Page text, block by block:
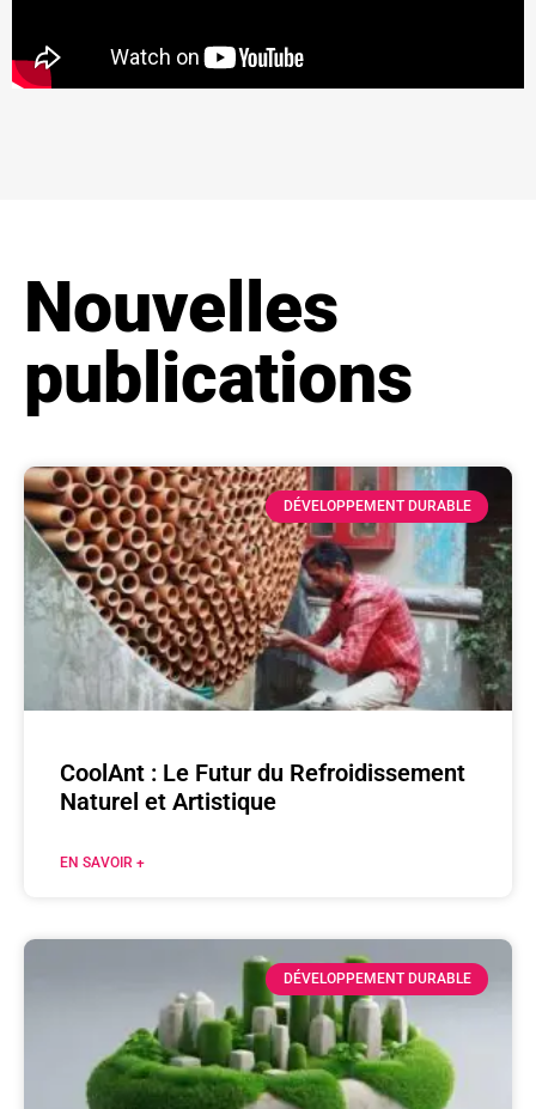
Nouvelles
publications
DÉVELOPPEMENT DURABLE
CoolAnt : Le Futur du Refroidissement
Naturel et Artistique
EN SAVOIR +
DÉVELOPPEMENT DURABLE